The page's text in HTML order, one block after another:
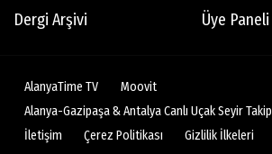
Abdullah Tuncer
Dergi Arşivi
Üye Paneli
AlanyaTime TV
Moovit
Alanya-Gazipaşa & Antalya Canlı Uçak Seyir Takip
İletişim
Çerez Politikası Gizlilik İlkeleri